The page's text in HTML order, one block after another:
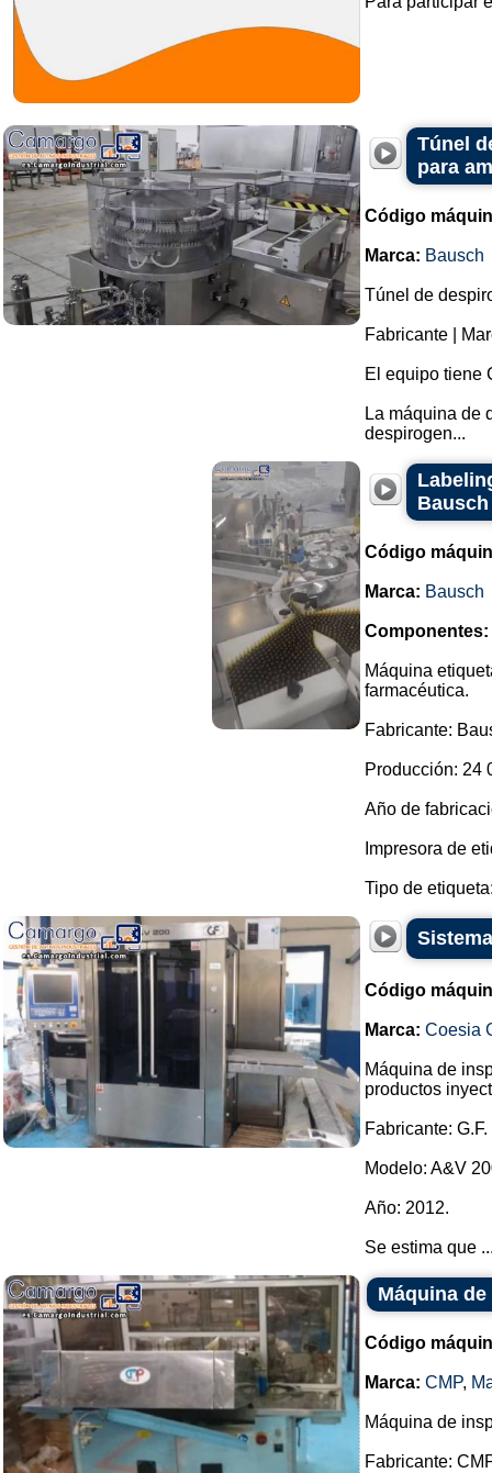
Túnel
para
Código
Marca: Bausch
Túnel de
Fabricante |
El equipo tiene
La máquina de
despirogen...
Código
Marca: Bausch
Componentes:
Máquina
farmacéutica.
Fabricante:
Producción: 24
Año de
Impresora de
Tipo de
Código
Marca: Coesia
Máquina de
productos
Fabricante:
Modelo: A&V
Año: 2012.
Se estima que
Máquina
Código
Marca: CMP,
Máquina de
Fabricante: